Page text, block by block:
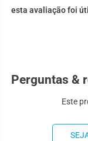
esta avaliação foi
Perguntas &
Este